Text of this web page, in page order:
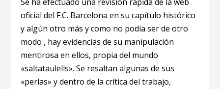
oficial del F.C. Barcelona en su capítulo histórico
y algún otro más y como no podía ser de otro
modo , hay evidencias de su manipulación
mentirosa en ellos, propia del mundo
«saltataulells». Se resaltan algunas de sus
«perlas» y dentro de la crítica del trabajo,